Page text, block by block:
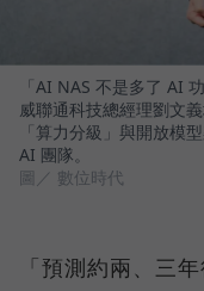
「AI NAS 不是多了 AI
威聯通科技總經理劉文
「算力分級」與開放模
AI 團隊。
圖／ 數位時代
「預測約兩、三